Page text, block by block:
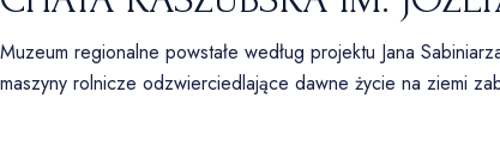
Muzeum regionalne powstałe według projektu Jana
maszyny rolnicze odzwierciedlające dawne życie na ziemi